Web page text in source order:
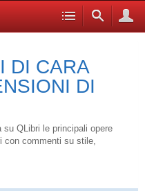
DI CARA
DI
su QLibri le principali opere
con commenti su stile,